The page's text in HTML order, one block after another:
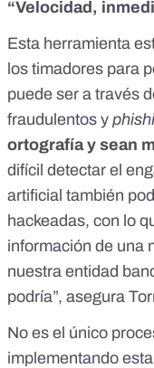
“Velocidad,
Esta herramienta
los timadores para
puede ser a través
fraudulentos y
ortografía y sean
difícil detectar el
artificial también
hackeadas, con lo
información de una
nuestra entidad
podría”, asegura
No es el único
implementando